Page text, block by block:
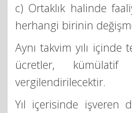
c) Ortaklık halinde
herhangi birinin
Aynı takvim yılı
ücretler,
vergilendirilecektir.
Yıl içerisinde işveren